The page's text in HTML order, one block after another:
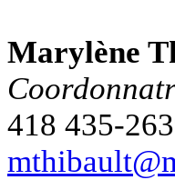
Marylène
418 435-